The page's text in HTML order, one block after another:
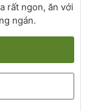
rất ngon, ăn với
ngán.